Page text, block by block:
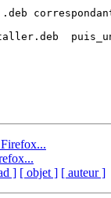
] [ objet ] [ auteur ]